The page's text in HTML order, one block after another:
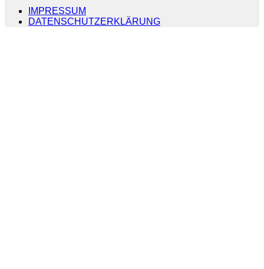
IMPRESSUM
DATENSCHUTZERKLÄRUNG